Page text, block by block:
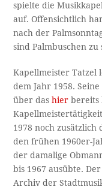
spielte die
auf. Offensichtlich
nach der
sind Palmbuschen zu
Kapellmeister Tatzel
dem Jahr 1958.
über dashier bereits
1978 noch zusätzlich
den frühen 1960er-
der damalige
bis 1967 ausübte.
Archiv der